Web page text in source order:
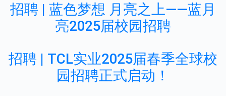
招聘 | 蓝色梦想 月亮之上——蓝月
亮2025届校园招聘
招聘 | TCL实业2025届春季全球校
园招聘正式启动！